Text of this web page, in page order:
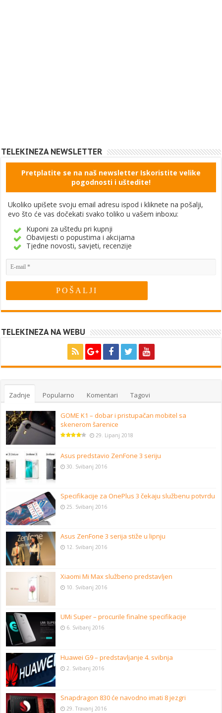
TELEKINEZA NEWSLETTER
Pretplatite se na naš newsletter Iskoristite velike
pogodnosti i uštedite!
Ukoliko upišete svoju email adresu ispod i kliknete na pošalji,
evo što će vas dočekati svako toliko u vašem inboxu:
Kuponi za uštedu pri kupnji
Obavijesti o popustima i akcijama
Tjedne novosti, savjeti, recenzije
TELEKINEZA NA WEBU
Zadnje Popularno Komentari Tagovi
GOME K1 – dobar i pristupačan mobitel sa
skenerom šarenice
29. Lipanj 2018
Asus predstavio ZenFone 3 seriju
30. Svibanj 2016
Specifikacije za OnePlus 3 čekaju službenu potvrdu
25. Svibanj 2016
Asus ZenFone 3 serija stiže u lipnju
12. Svibanj 2016
Xiaomi Mi Max službeno predstavljen
10. Svibanj 2016
UMi Super – procurile finalne specifikacije
6. Svibanj 2016
Huawei G9 – predstavljanje 4. svibnja
2. Svibanj 2016
Snapdragon 830 će navodno imati 8 jezgri
29. Travanj 2016